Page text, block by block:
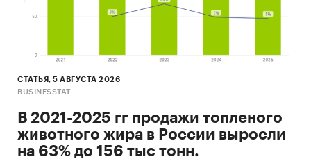
СТАТЬЯ, 5 АВГУСТА 2026
BUSINESSTAT
В 2021-2025 гг продажи топленого
животного жира в России выросли
на 63% до 156 тыс тонн.